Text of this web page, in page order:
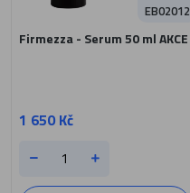
Firmezza - Serum 50 ml AKCE
1 650 Kč
EB02012